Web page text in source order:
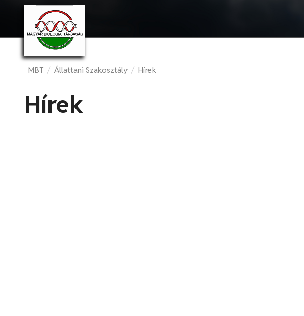
MBT / Állattani Szakosztály / Hírek
Hírek